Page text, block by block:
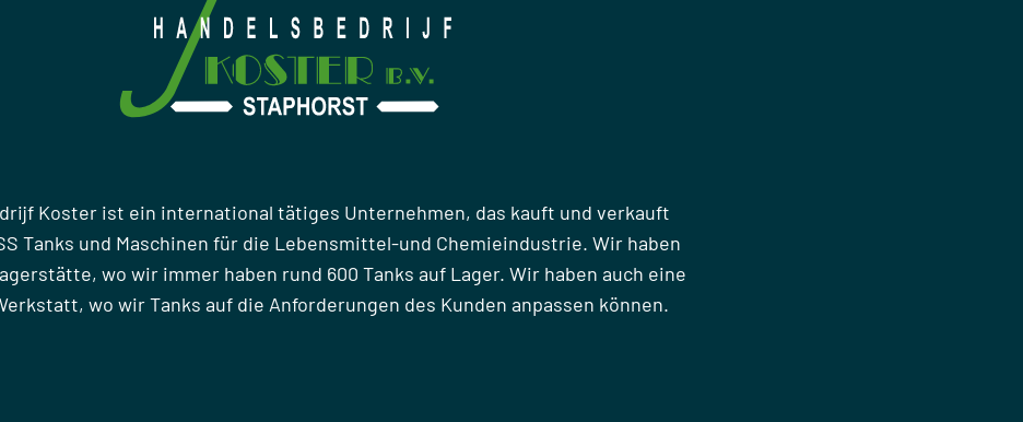
Koster ist ein international tätiges Unternehmen, das kauft und verkauft
Tanks und Maschinen für die Lebensmittel-und Chemieindustrie. Wir haben
wo wir immer haben rund 600 Tanks auf Lager. Wir haben auch eine
wo wir Tanks auf die Anforderungen des Kunden anpassen können.